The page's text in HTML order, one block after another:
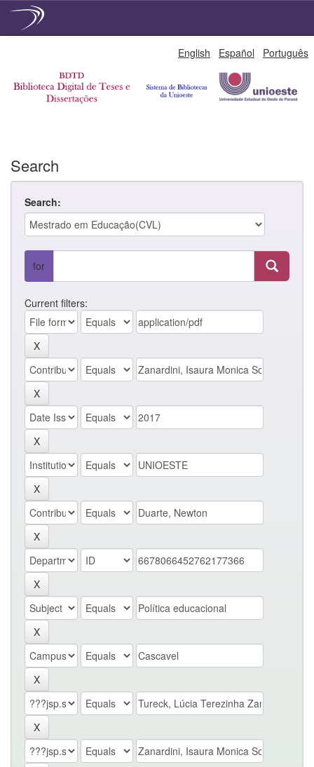
English Español Português
Search
Search:
for
Current filters: